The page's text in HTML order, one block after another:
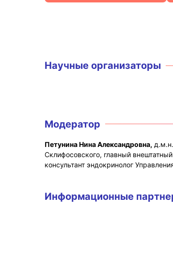
Научные организаторы
Модератор
Петунина Нина Александровна,
Склифосовского, главный
консультант эндокринолог
Информационные